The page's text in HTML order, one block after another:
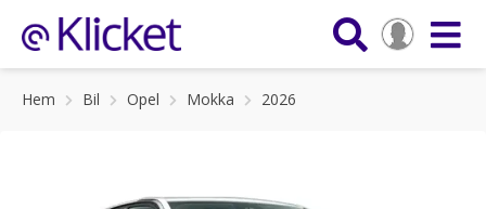
Hem Bil Opel Mokka 2026